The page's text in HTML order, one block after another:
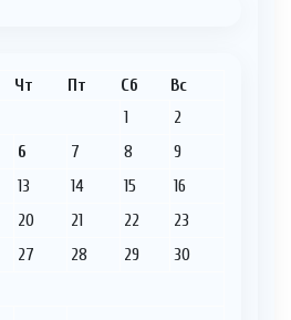
Чт Пт Сб Вс
1
2
6 7 8
9
13 14 15
16
20 21 22
23
27 28 29
30